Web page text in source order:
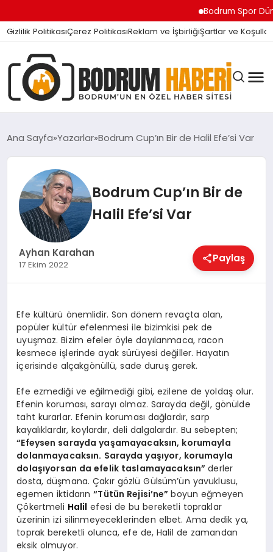
Bodrum Spor
Gizlilik PolitikasıÇerez PolitikasıReklam ve İşbirliğiŞartlar ve Koşullar
BODRUM BODRUM
SIYASET
MAGAZIN
YAŞAM
SPOR
MUĞLA
☰
Ana Sayfa Yazarlar Bodrum Cup’ın Bir de Halil Efe’si Var
Bodrum Cup’ın Bir de
Halil Efe’si Var
Ayhan Karahan
17 Ekim 2022
Paylaş
Efe kültürü önemlidir. Son dönem revaçta olan,
popüler kültür efelenmesi ile bizimkisi pek de
uyuşmaz. Bizim efeler öyle dayılanmaca, racon
kesmece işlerinde ayak sürüyesi değiller. Hayatın
içerisinde alçakgönüllü, sade duruş gerek.
Efe ezmediği ve eğilmediği gibi, ezilene de yoldaş olur.
Efenin koruması, sarayı olmaz. Sarayda değil, gönülde
taht kurarlar. Efenin koruması dağlardır, sarp
kayalıklardır, koylardır, deli dalgalardır. Bu sebepten;
“Efeysen sarayda yaşamayacaksın, korumayla
dolanmayacaksın. Sarayda yaşıyor, korumayla
dolaşıyorsan da efelik taslamayacaksın”derler
dosta, düşmana. Çakır gözlü Gülsüm’ün yavuklusu,
egemen iktidarın“Tütün Rejisi’ne”boyun eğmeyen
Çökertmeli Halil efesi de bu bereketli topraklar
üzerinin izi silinmeyeceklerinden elbet. Ama dedik ya,
toprak bereketli olunca, efe de, Halil de zamandan
eksik olmuyor.